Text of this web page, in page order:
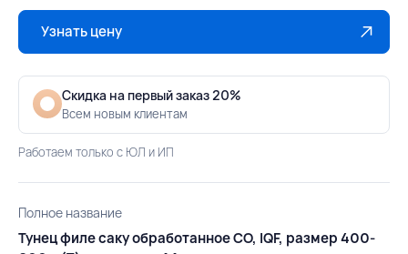
Узнать цену
Скидка на первый заказ 20%
Всем новым клиентам
Работаем только с ЮЛ и ИП
Полное название
Тунец филе саку обработанное CO, IQF, размер 400-